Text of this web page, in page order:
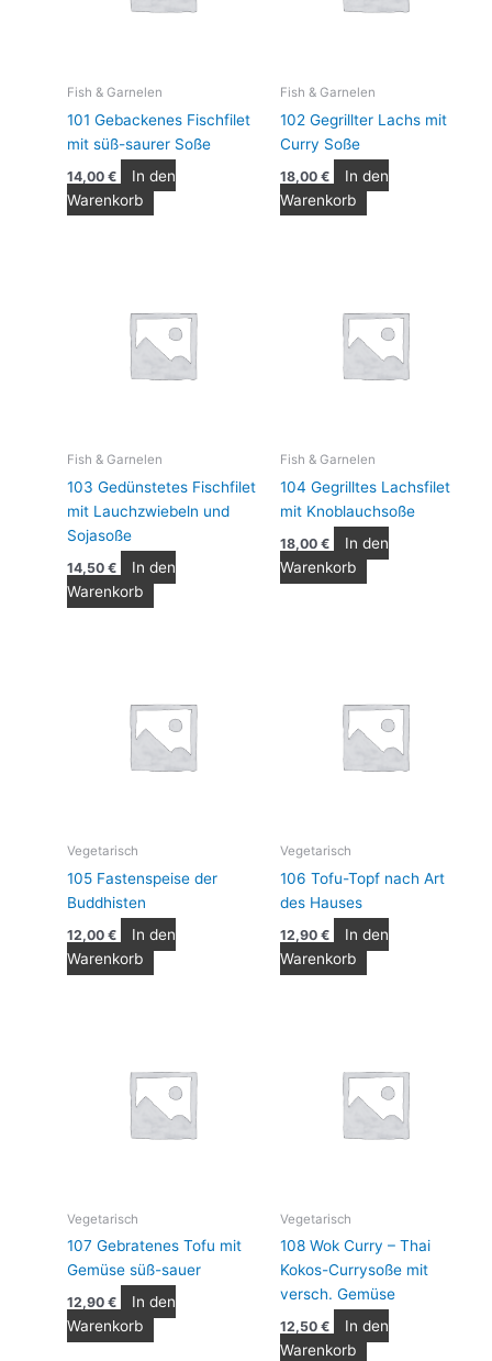
Fish & Garnelen
101 Gebackenes Fischfilet
mit süß-saurer Soße
14,00€
In den
Warenkorb
Fish & Garnelen
102 Gegrillter Lachs mit
Curry Soße
18,00 €
In den
Warenkorb
Fish & Garnelen
103 Gedünstetes Fischfilet
mit Lauchzwiebeln und
Sojasoße
14,50€
In den
Warenkorb
Fish & Garnelen
104 Gegrilltes Lachsfilet
mit Knoblauchsoße
18,00 €
In den
Warenkorb
Vegetarisch
105 Fastenspeise der
Buddhisten
12,00€
In den
Warenkorb
Vegetarisch
106 Tofu-Topf nach Art
des Hauses
12,90 €
In den
Warenkorb
Vegetarisch
107 Gebratenes Tofu mit
Gemüse süß-sauer
12,90€
In den
Warenkorb
Vegetarisch
108 Wok Curry – Thai
Kokos-Currysoße mit
versch. Gemüse
12,50 €
In den
Warenkorb